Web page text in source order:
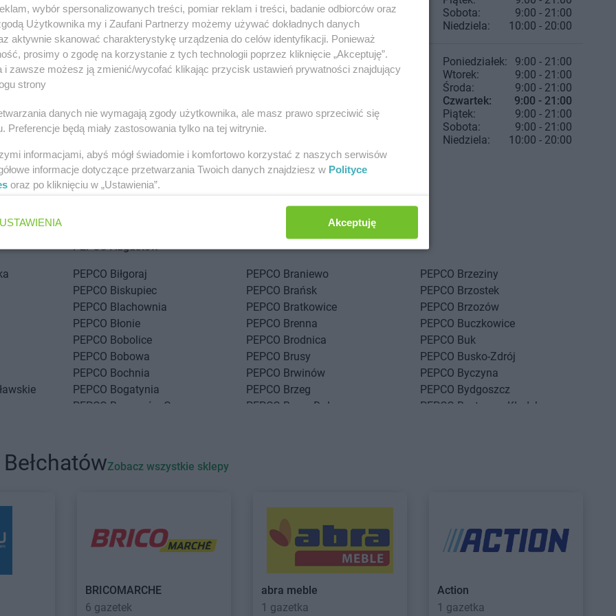
Sobota:
9:00 - 21:00
Niedziela:
10:00 - 20:00
Poniedziałek:
9:00 - 21:00
Wtorek:
9:00 - 21:00
Środa:
9:00 - 21:00
Czwartek:
9:00 - 21:00
Piątek:
9:00 - 21:00
Sobota:
9:00 - 21:00
Niedziela:
10:00 - 20:00
PEPCO Augustów
PEPCO Biłgoraj
PEPCO Biskupiec
PEPCO Blachownia
PEPCO Błonie
PEPCO Bobolice
PEPCO Bobowa
PEPCO Bochnia
PEPCO Bogatynia
PEPCO Boguszów-Gorce
PEPCO
PEPCO Braniewo
PEPCO Brańsk
PEPCO Bratkowice
PEPCO Brenna
PEPCO Brodnica
PEPCO Brusy
PEPCO Brwinów
PEPCO Brzeg
PEPCO Brzeg Dolny
PEPCO Brzeziny
PEPCO Brzostek
PEPCO Brzozów
PEPCO Buczkowice
PEPCO Buk
PEPCO Busko-Zdrój
PEPCO Byczyna
PEPCO Bydgoszcz
PEPCO Bystrzyca Kłodzka
PEPCO Czaplinek
PEPCO Czarna
Czechowice-Dziedzice
PEPCO Czeladź
PEPCO Czerniejewo
Czernikowo
PEPCO Czudec
PEPCO Dębowa
PEPCO Drawsko Pomorskie
PEPCO Dynów
Zobacz wszystkie sklepy
BRICOMARCHE
6 gazetek
abra meble
1 gazetka
Action
1 gazetka
wybór spersonalizowanych treści, pomiar reklam i treści, badanie odbiorców oraz
Użytkownika my i Zaufani Partnerzy możemy używać dokładnych danych
aktywnie skanować charakterystykę urządzenia do celów identyfikacji. Ponieważ
prosimy o zgodę na korzystanie z tych technologii poprzez kliknięcie „Akceptuję”.
i zawsze możesz ją zmienić/wycofać klikając przycisk ustawień prywatności znajdujący
strony
danych nie wymagają zgody użytkownika, ale masz prawo sprzeciwić się
Preferencje będą miały zastosowania tylko na tej witrynie.
informacjami, abyś mógł świadomie i komfortowo korzystać z naszych serwisów
informacje dotyczące przetwarzania Twoich danych znajdziesz w Polityce
oraz po kliknięciu w „Ustawienia”.
USTAWIENIA Akceptuję